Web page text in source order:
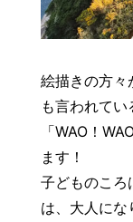
絵描きの方々
も言われて
「WAO！
ます！
子どものころ
は、大人にな